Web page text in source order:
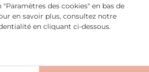
€ Ajouter 19,00 €
des cookies" en bas de
en savoir plus, consultez notre
en cliquant ci-dessous.